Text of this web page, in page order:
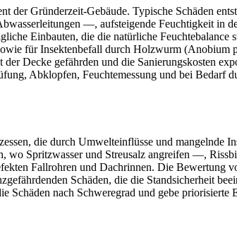
der Gründerzeit-Gebäude. Typische Schäden
—, aufsteigende Feuchtigkeit in
Einbauten, die die natürliche
für Insektenbefall durch Holzwurm
Decke gefährden und die Sanierungskosten
Abklopfen, Feuchtemessung und bei Bedarf
die durch Umwelteinflüsse und mangelnde
Spritzwasser und Streusalz angreifen —,
Fallrohren und Dachrinnen. Die Bewertung
Schäden, die die Standsicherheit
Schäden nach Schweregrad und gebe